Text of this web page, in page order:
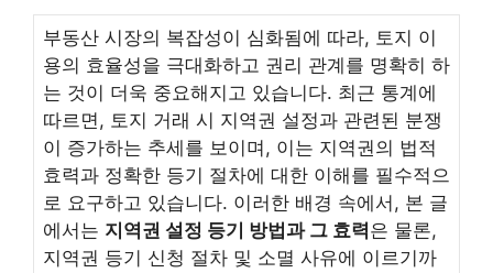
부동산 시장의 복잡성이 심화됨에 따라, 토지 이
용의 효율성을 극대화하고 권리 관계를 명확히 하
는 것이 더욱 중요해지고 있습니다. 최근 통계에
따르면, 토지 거래 시 지역권 설정과 관련된 분쟁
이 증가하는 추세를 보이며, 이는 지역권의 법적
효력과 정확한 등기 절차에 대한 이해를 필수적으
로 요구하고 있습니다. 이러한 배경 속에서, 본 글
에서는 지역권 설정 등기 방법과 그 효력은 물론,
지역권 등기 신청 절차 및 소멸 사유에 이르기까